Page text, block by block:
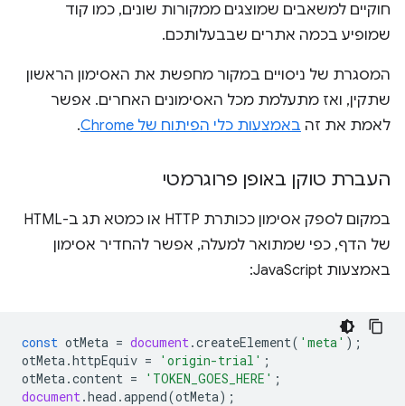
חוקיים למשאבים שמוצגים ממקורות שונים, כמו קוד
שמופיע בכמה אתרים שבבעלותכם.
המסגרת של ניסויים במקור מחפשת את האסימון הראשון
שתקין, ואז מתעלמת מכל האסימונים האחרים. אפשר
לאמת את זה באמצעות כלי הפיתוח של Chrome .
העברת טוקן באופן פרוגרמטי
במקום לספק אסימון ככותרת HTTP או כמטא תג ב-HTML
של הדף, כפי שמתואר למעלה, אפשר להחדיר אסימון
באמצעות JavaScript:
const otMeta = document.createElement( 'meta' );
otMeta.httpEquiv = 'origin-trial' ;
otMeta.content = 'TOKEN_GOES_HERE' ;
document.head .append(otMeta);